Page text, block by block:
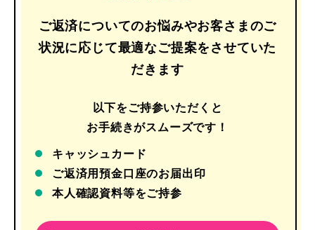
ご返済についてのお悩みやお客さまのご
状況に応じて最適なご提案をさせていた
だきます
以下をご持参いただくと
お手続きがスムーズです！
キャッシュカード
ご返済用預金口座のお届出印
本人確認資料等をご持参